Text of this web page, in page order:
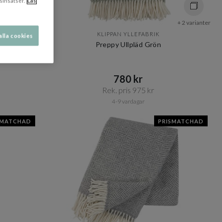
+ 2 varianter
KLIPPAN YLLEFABRIK
Preppy Ullpläd Grön
780 kr​​
Rek. pris 975 kr​​
4-9 vardagar
PRISMATCHAD
cookies